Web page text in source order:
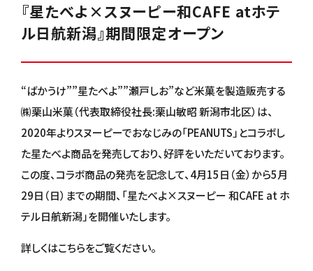
『星たべよ×スヌーピー和CAFE atホテ
ル日航新潟』期間限定オープン
“ばかうけ””星たべよ””瀬戸しお”など米菓を製造販売する
㈱栗山米菓（代表取締役社長:栗山敏昭 新潟市北区）は、
2020年よりスヌーピーでおなじみの「PEANUTS」とコラボし
た星たべよ商品を発売しており、好評をいただいております。
この度、コラボ商品の発売を記念して、4月15日（金）から5月
29日（日）までの期間、「星たべよ×スヌーピー 和CAFE at ホ
テル日航新潟」を開催いたします。
詳しくはこちらをご覧ください。